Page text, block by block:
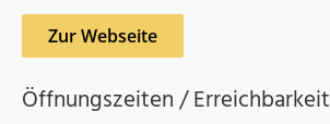
Zur Webseite
Öffnungszeiten / Erreichbarkeit